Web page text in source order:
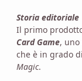
Storia editoriale
Il primo
Card Game,
che è in grado
Magic.